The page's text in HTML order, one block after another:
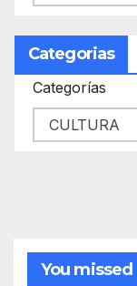
Categorias
Categorías
You missed